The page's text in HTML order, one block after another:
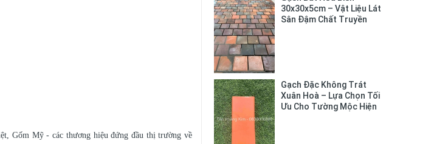
Gốm Mỹ - các thương hiệu đứng đầu thị trường về
30x30x5cm – Vật Liệu Lát
Sân Đậm Chất Truyền
Gạch Đặc Không Trát
Xuân Hoà – Lựa Chọn Tối
Ưu Cho Tường Mộc Hiện